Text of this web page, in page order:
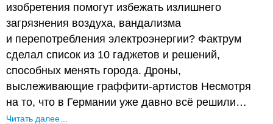
изобретения помогут избежать излишнего
загрязнения воздуха, вандализма
и перепотребления электроэнергии? Фактрум
сделал список из 10 гаджетов и решений,
способных менять города. Дроны,
выслеживающие граффити-артистов Несмотря
на то, что в Германии уже давно всё решили…
Читать далее…